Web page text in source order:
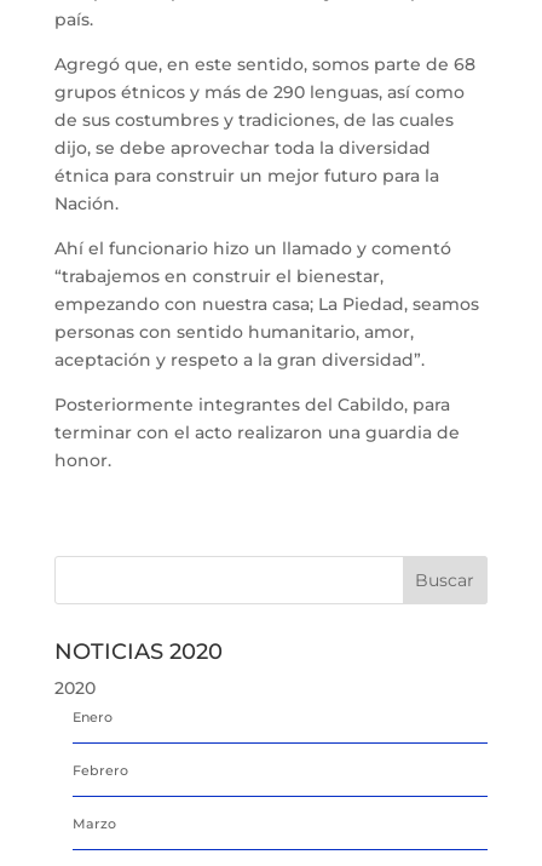
país.
Agregó que, en este sentido, somos parte de 68
grupos étnicos y más de 290 lenguas, así como
de sus costumbres y tradiciones, de las cuales
dijo, se debe aprovechar toda la diversidad
étnica para construir un mejor futuro para la
Nación.
Ahí el funcionario hizo un llamado y comentó
“trabajemos en construir el bienestar,
empezando con nuestra casa; La Piedad, seamos
personas con sentido humanitario, amor,
aceptación y respeto a la gran diversidad”.
Posteriormente integrantes del Cabildo, para
terminar con el acto realizaron una guardia de
honor.
NOTICIAS 2020
2020
Enero
Febrero
Marzo